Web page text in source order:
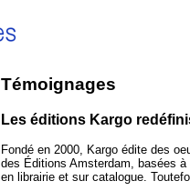
Témoignages
Les éditions Kargo
Fondé en 2000, Kargo édite des
des Éditions Amsterdam, basées
en librairie et sur catalogue.